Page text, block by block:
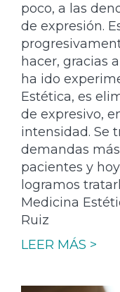
poco, a las
de expresión.
hacer, gracias
ha ido
Estética, es
de expresivo,
intensidad. Se
demandas
pacientes y
logramos
Medicina
Ruiz
LEER MÁS >